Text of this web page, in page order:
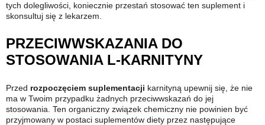
tych dolegliwości, koniecznie przestań stosować ten suplement i
skonsultuj się z lekarzem.
PRZECIWWSKAZANIA DO
STOSOWANIA L-KARNITYNY
Przed rozpoczęciem suplementacji karnityną upewnij się, że nie
ma w Twoim przypadku żadnych przeciwwskazań do jej
stosowania. Ten organiczny związek chemiczny nie powinien być
przyjmowany w postaci suplementów diety przez następujące